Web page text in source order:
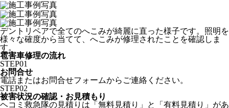
デントリペアで全てのへこみが綺麗に直った様子です。照明を
様々な確度から当てて、へこみが修理されたことを確認しま
す。
雹害車修理の流れ
STEP01
お問合せ
電話またはお問合せフォームからご連絡ください。
STEP02
被害状況の確認・お見積もり
ヘコミ救急隊の見積りは「無料見積り」と「有料見積り」があ